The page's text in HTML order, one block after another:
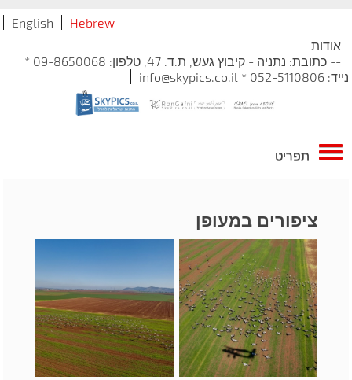
Hebrew
English
אודות
-- כתובת: נתניה - קיבוץ געש, ת.ד. 47, טלפון: 09-8650068 *
נייד: 052-5110806 * info@skypics.co.il
תפריט
ציפורים במעופן